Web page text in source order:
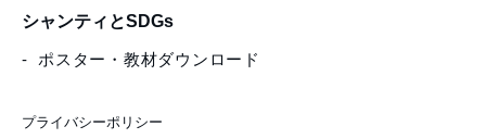
シャンティとSDGs
ポスター・教材ダウンロード
プライバシーポリシー